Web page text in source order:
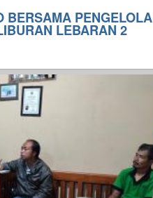
BERSAMA PENGELOLA
LEBARAN 2